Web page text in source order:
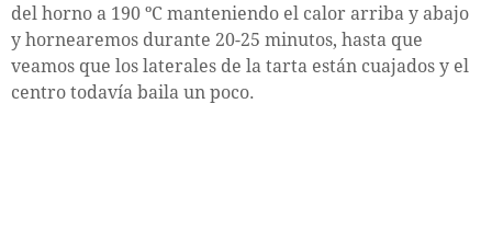
del horno a 190 ºC manteniendo el calor arriba y abajo
y hornearemos durante 20-25 minutos, hasta que
veamos que los laterales de la tarta están cuajados y el
centro todavía baila un poco.